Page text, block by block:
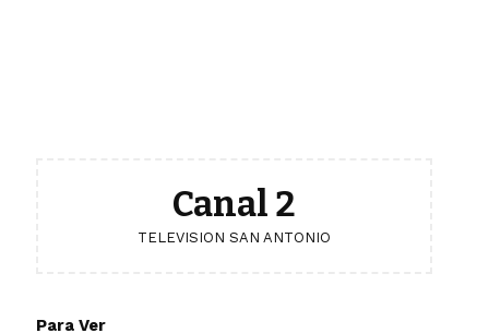
Canal 2
TELEVISION SAN ANTONIO
Para Ver